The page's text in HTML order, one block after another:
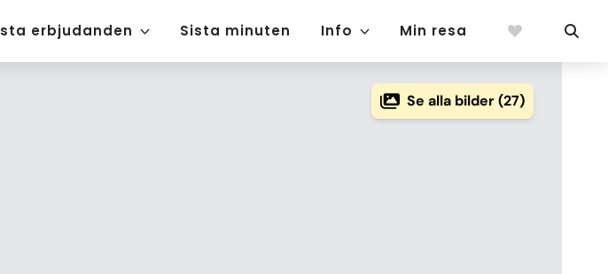
erbjudanden Sista minuten Info Min resa
Se alla bilder (27)